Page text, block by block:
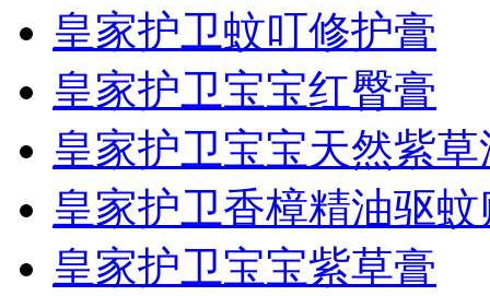
皇家护卫蚊叮修护膏
皇家护卫宝宝红臀膏
皇家护卫宝宝天然紫草
皇家护卫香樟精油驱蚊
皇家护卫宝宝紫草膏